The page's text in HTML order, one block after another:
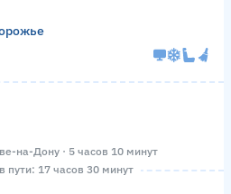
на-Дону · 5 часов 10 минут
17 часов 30 минут